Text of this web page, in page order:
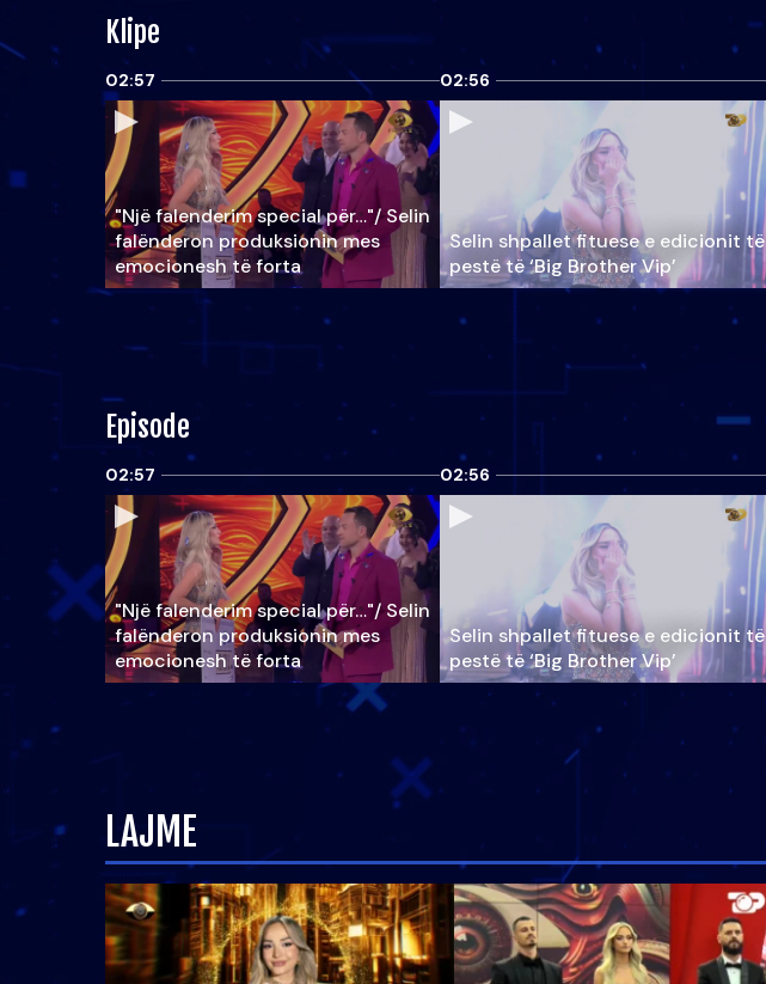
Klipe
02:57
"Një falenderim special për…"/ Selin
falënderon produksionin mes
emocionesh të forta
02:56
Selin shpallet fituese e edicionit të
pestë të ‘Big Brother Vip’
Episode
02:57
"Një falenderim special për…"/ Selin
falënderon produksionin mes
emocionesh të forta
02:56
Selin shpallet fituese e edicionit të
pestë të ‘Big Brother Vip’
LAJME